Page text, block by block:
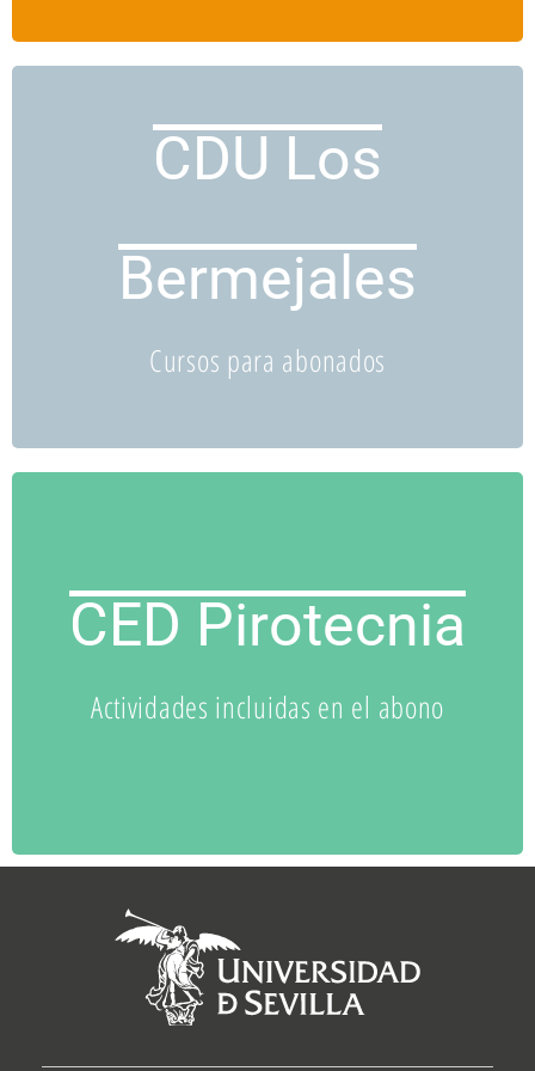
CDU Los
Bermejales
Cursos para abonados
Programación
CED Pirotecnia
Actividades incluidas en el abono